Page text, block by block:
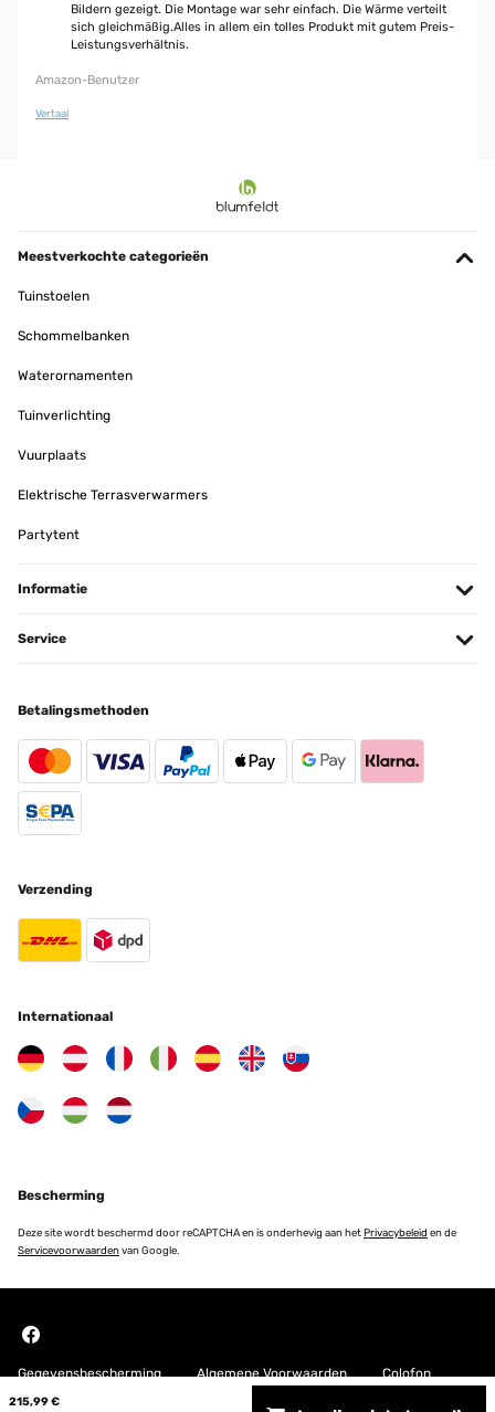
215,99 €
Bildern gezeigt. Die Montage war sehr einfach. Die Wärme verteilt
sich gleichmäßig.Alles in allem ein tolles Produkt mit gutem Preis-
Leistungsverhältnis.
Amazon-Benutzer
Vertaal
Meestverkochte categorieën
Tuinstoelen
Schommelbanken
Waterornamenten
Tuinverlichting
Vuurplaats
Elektrische Terrasverwarmers
Partytent
Informatie
Service
Betalingsmethoden
Verzending
Internationaal
Bescherming
Deze site wordt beschermd door reCAPTCHA en is onderhevig aan hetPrivacybeleid en de
Servicevoorwaardenvan Google.
Gegevensbescherming Algemene Voorwaarden Colofon